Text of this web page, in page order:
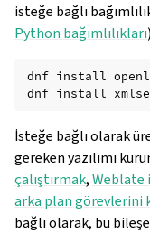
isteğe bağlı
Python bağımlılıkları
dnf install
dnf install
İsteğe bağlı olarak
gereken yazılımı
çalıştırmak,Weblate
arka plan görevlerini
bağlı olarak, bu